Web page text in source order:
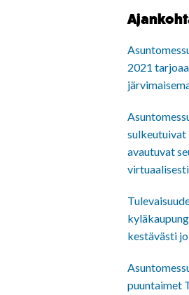
2021
sulkeutuivat
avautuvat
virtuaalisesti
kestävästi
puuntaimet